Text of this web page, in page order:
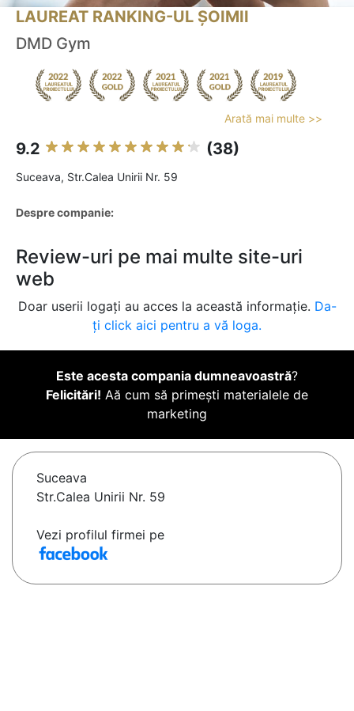
LAUREAT RANKING-UL ȘOIMII
DMD Gym
Arată mai multe >>
9.2 (38)
Suceava, Str.Calea Unirii Nr. 59
Despre companie:
Review-uri pe mai multe site-uri
web
Doar userii logați au acces la această informație. Da-
ți click aici pentru a vă loga.
Este acesta compania dumneavoastră?
Felicitări! Aă cum să primești materialele de
marketing
Suceava
Str.Calea Unirii Nr. 59
Vezi profilul firmei pe